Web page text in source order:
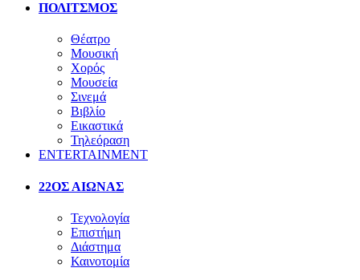
ΠΟΛΙΤΣΜΟΣ
Θέατρο
Μουσική
Χορός
Μουσεία
Σινεμά
Βιβλίο
Εικαστικά
Τηλεόραση
ENTERTAINMENT
22ΟΣ ΑΙΩΝΑΣ
Τεχνολογία
Επιστήμη
Διάστημα
Καινοτομία